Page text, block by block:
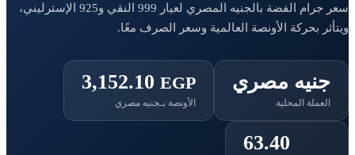
سعر جرام الفضة بالجنيه المصري لعيار 999 النقي و925 الإسترليني،
ويتأثر بحركة الأونصة العالمية وسعر الصرف معًا.
جنيه مصري
العملة المحلية
3,152.10 EGP
الأونصة بـجنيه مصري
63.40